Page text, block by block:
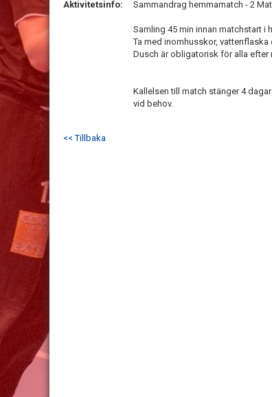
Aktivitetsinfo:
Sammandrag hemmamatch - 2
Samling 45 min innan matchstart i
Ta med inomhusskor,
Dusch är obligatorisk för alla
Kallelsen till match stänger 4
vid behov.
<< Tillbaka